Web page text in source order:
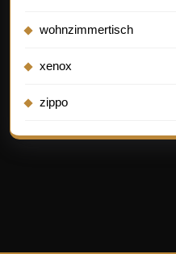
wohnzimmertisch
xenox
zippo